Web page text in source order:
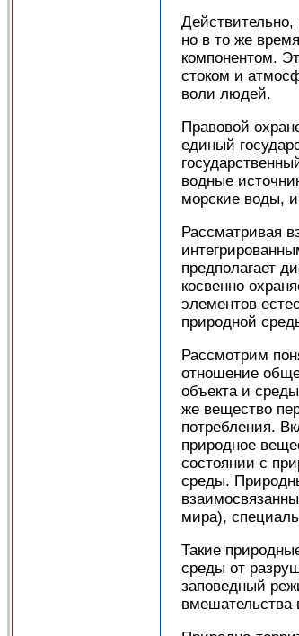
но в то же
компонентом.
стоком и
воли людей.
Правовой
единый
водные
морские воды,
Рассматривая
предполагает
косвенно
элементов
природной
Рассмотрим
отношение
объекта и
же вещество
потребления.
природное
состоянии с
среды.
мира),
Такие
среды от
заповедный
вмешательства